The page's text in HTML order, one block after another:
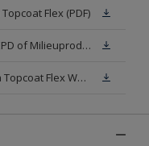
Flex (PDF)
Sikkens Exterior Wallpaints B - EPD of Milieuproductverklaring
Veiligheidsinformatieblad Alpha Topcoat Flex White W05 (MSDS)